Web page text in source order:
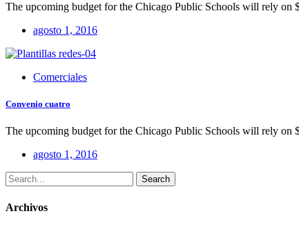
The upcoming budget for the Chicago Public Schools will rely on
agosto 1, 2016
Comerciales
Convenio cuatro
The upcoming budget for the Chicago Public Schools will rely on
agosto 1, 2016
Search
Archivos